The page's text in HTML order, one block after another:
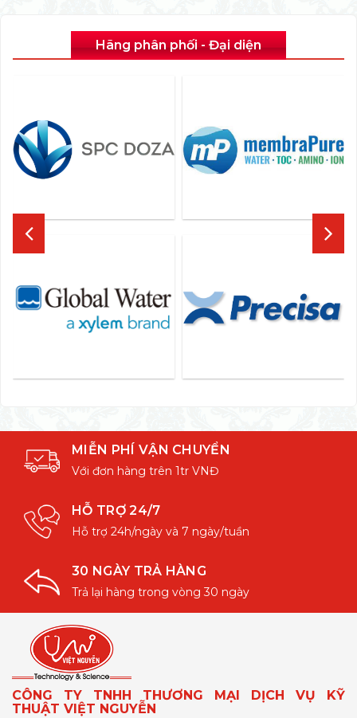
Hãng phân phối - Đại diện
MIỄN PHÍ VẬN CHUYỂN
Với đơn hàng trên 1tr VNĐ
HỖ TRỢ 24/7
Hỗ trợ 24h/ngày và 7 ngày/tuần
30 NGÀY TRẢ HÀNG
Trả lại hàng trong vòng 30 ngày
CÔNG TY TNHH THƯƠNG MẠI DỊCH VỤ KỸ
THUẬT VIỆT NGUYỄN